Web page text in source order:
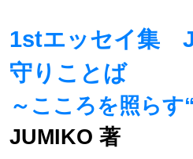
1stエッセイ集
守りことば
～こころを照らす
JUMIKO 著